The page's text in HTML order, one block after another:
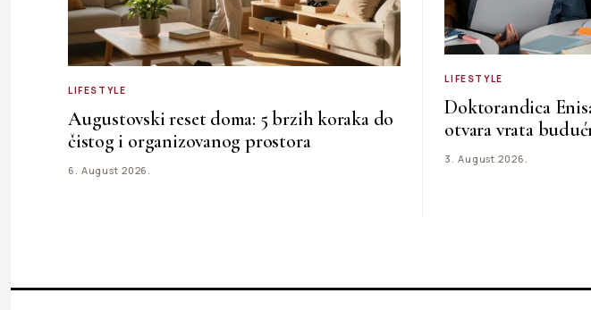
LIFESTYLE
Augustovski reset doma: 5 brzih koraka do
čistog i organizovanog prostora
6. August 2026.
LIFESTYLE
Doktorandica
otvara vrata
3. August 2026.